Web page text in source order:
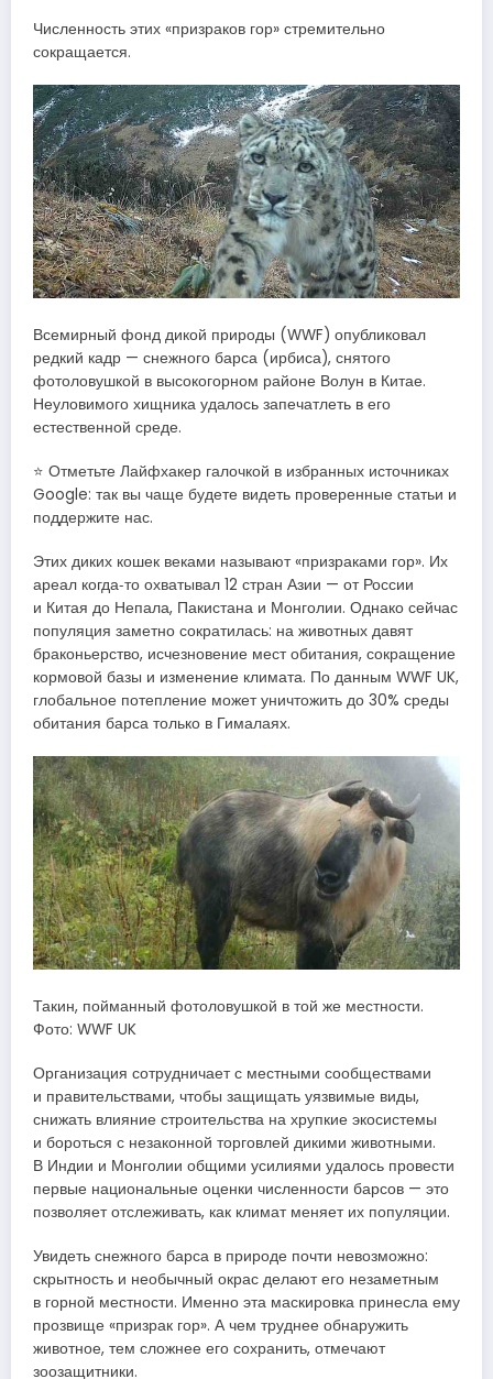
Численность этих «призраков гор» стремительно
сокращается.
Всемирный фонд дикой природы (WWF) опубликовал
редкий кадр — снежного барса (ирбиса), снятого
фотоловушкой в высокогорном районе Волун в Китае.
Неуловимого хищника удалось запечатлеть в его
естественной среде.
⭐ Отметьте Лайфхакер галочкой в избранных источниках
Google: так вы чаще будете видеть проверенные статьи и
поддержите нас.
Этих диких кошек веками называют «призраками гор». Их
ареал когда‑то охватывал 12 стран Азии — от России
и Китая до Непала, Пакистана и Монголии. Однако сейчас
популяция заметно сократилась: на животных давят
браконьерство, исчезновение мест обитания, сокращение
кормовой базы и изменение климата. По данным WWF UK,
глобальное потепление может уничтожить до 30% среды
обитания барса только в Гималаях.
Такин, пойманный фотоловушкой в той же местности.
Фото: WWF UK
Организация сотрудничает с местными сообществами
и правительствами, чтобы защищать уязвимые виды,
снижать влияние строительства на хрупкие экосистемы
и бороться с незаконной торговлей дикими животными.
В Индии и Монголии общими усилиями удалось провести
первые национальные оценки численности барсов — это
позволяет отслеживать, как климат меняет их популяции.
Увидеть снежного барса в природе почти невозможно:
скрытность и необычный окрас делают его незаметным
в горной местности. Именно эта маскировка принесла ему
прозвище «призрак гор». А чем труднее обнаружить
животное, тем сложнее его сохранить, отмечают
зоозащитники.